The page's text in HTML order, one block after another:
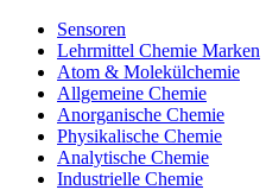
Sensoren
Lehrmittel Chemie Marken
Atom & Molekülchemie
Allgemeine Chemie
Anorganische Chemie
Physikalische Chemie
Analytische Chemie
Industrielle Chemie